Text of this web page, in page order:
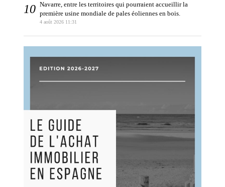
Navarre, entre les territoires qui pourraient accueillir la
première usine mondiale de pales éoliennes en bois.
4 août 2026 11:31